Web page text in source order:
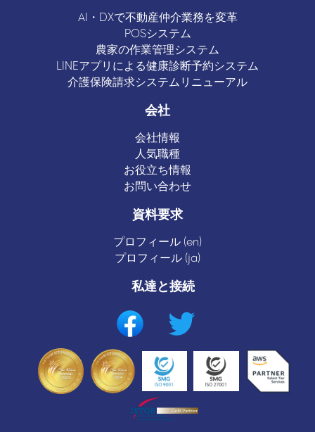
AI・DXで不動産仲介業務を変革
POSシステム
農家の作業管理システム
LINEアプリによる健康診断予約システム
介護保険請求システムリニューアル
会社
会社情報
人気職種
お役立ち情報
お問い合わせ
資料要求
プロフィール (en)
プロフィール (ja)
私達と接続